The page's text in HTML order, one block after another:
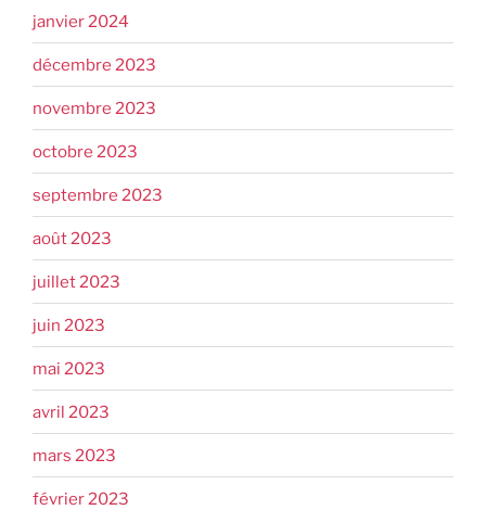
janvier 2024
décembre 2023
novembre 2023
octobre 2023
septembre 2023
août 2023
juillet 2023
juin 2023
mai 2023
avril 2023
mars 2023
février 2023